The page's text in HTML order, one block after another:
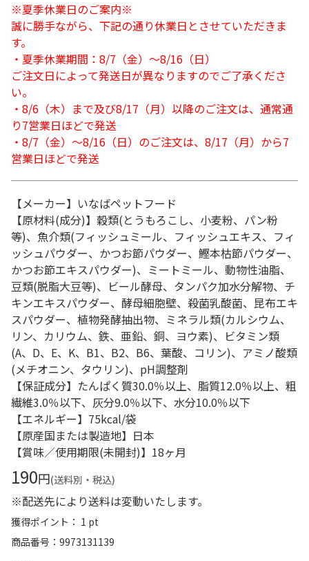
※夏季休業日のご案内※
誠に勝手ながら、下記の通り休業日とさせていただきま
す。
・夏季休業期間：8/7（金）～8/16（日）
ご注文日によって発送日が異なりますのでご了承くださ
い。
・8/6（木）まで及び8/17（月）以降のご注文は、通常通
り7営業日ほどで発送
・8/7（金）～8/16（日）のご注文は、8/17（月）から7
営業日ほどで発送
【メーカー】いなばペットフード
【原材料(成分)】穀類(とうもろこし、小麦粉、パン粉
等)、魚介類(フィッシュミール、フィッシュエキス、フィ
ッシュパウダー、かつお節パウダー、鰹本枯節パウダー、
かつお節エキスパウダー)、ミートミール、動物性油脂、
豆類(脱脂大豆等)、ビール酵母、タンパク加水分解物、チ
キンエキスパウダー、酵母細胞壁、殺菌乳酸菌、昆布エキ
スパウダー、植物発酵抽出物、ミネラル類(カルシウム、
リン、カリウム、鉄、亜鉛、銅、ヨウ素)、ビタミン類
(A、D、E、K、B1、B2、B6、葉酸、コリン)、アミノ酸類
(メチオニン、タウリン)、pH調整剤
【保証成分】たんぱく質30.0％以上、脂質12.0％以上、粗
繊維3.0％以下、灰分9.0％以下、水分10.0％以下
【エネルギー】75kcal/袋
【原産国または製造地】日本
【賞味／使用期限(未開封)】18ヶ月
190円(送料別・税込)
※配送先により送料は変動いたします。
獲得ポイント： 1 pt
商品番号
9973131139